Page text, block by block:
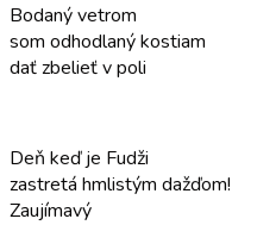
Bodaný vetrom
som odhodlaný kostiam
dať zbelieť v poli
Deň keď je Fudži
zastretá hmlistým dažďom!
Zaujímavý